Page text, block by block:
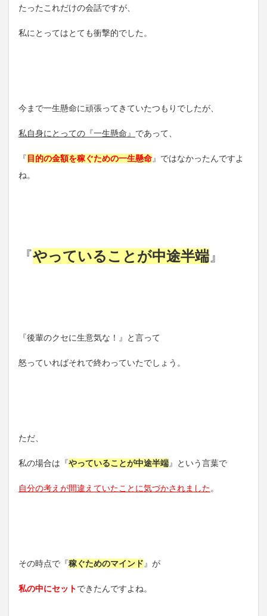
たったこれだけの会話ですが、
私にとってはとても衝撃的でした。
今まで一生懸命に頑張ってきていたつもりでしたが、
私自身にとっての『一生懸命』 であって、
『 目的の金額を稼ぐための一生懸命』ではなかったんですよ
ね。
『やっていることが中途半端 』
『後輩のクセに生意気な！』と言って
怒っていればそれで終わっていたでしょう。
ただ、
私の場合は『やっていることが中途半端』という言葉で
自分の考えが間違えていたことに気づかされました。
その時点で『稼ぐためのマインド』が
私の中にセットできたんですよね。